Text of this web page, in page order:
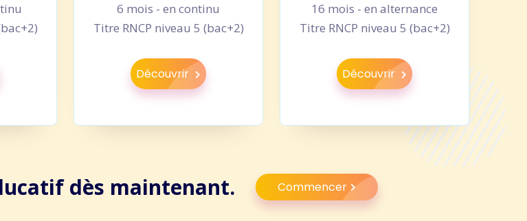
6 mois - en continu
Titre RNCP niveau 5 (bac+2)
Découvrir
16 mois - en alternance
Titre RNCP niveau 5 (bac+2)
Découvrir
dès maintenant. Commencer